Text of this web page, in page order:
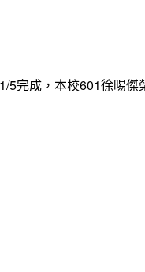
5完成，本校601徐晹